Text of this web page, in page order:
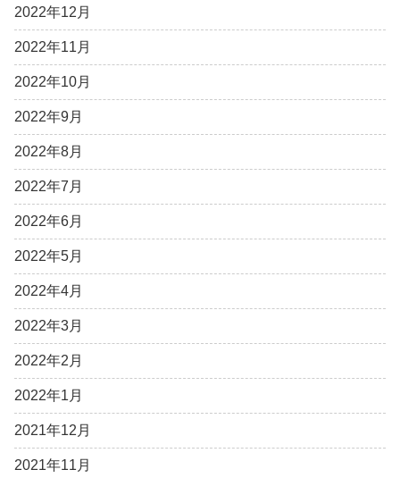
2022年12月
2022年11月
2022年10月
2022年9月
2022年8月
2022年7月
2022年6月
2022年5月
2022年4月
2022年3月
2022年2月
2022年1月
2021年12月
2021年11月